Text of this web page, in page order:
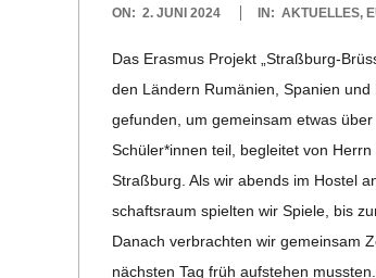
2024-
ON: 2. JUNI 2024 IN: AKTUELLES,
Das Eras­mus Pro­jekt „Stra­ß­­burg-
den Län­dern Rumä­nien, Spa­nien
ge­fun­den, um gemein­sam etwas
Schüler*innen teil, beglei­tet von
Straß­burg. Als wir abends im Hos­tel
schafts­raum spiel­ten wir Spiele, bis
Danach ver­brach­ten wir gemein­sam
nächs­ten Tag früh auf­ste­hen